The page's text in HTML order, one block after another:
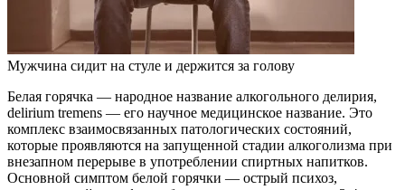
Мужчина сидит на стуле и держится за голову
Белая горячка — народное название алкогольного делирия,
delirium tremens — его научное медицинское название. Это
комплекс взаимосвязанных патологических состояний,
которые проявляются на запущенной стадии алкоголизма при
внезапном перерыве в употреблении спиртных напитков.
Основной симптом белой горячки — острый психоз,